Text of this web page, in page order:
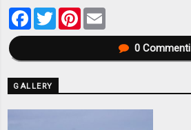
Facebook
TwitterPinterest
0Commenti
GALLERY